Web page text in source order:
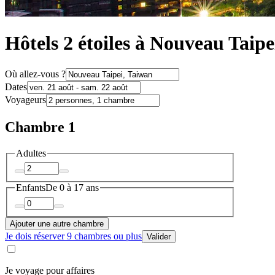
Hôtels 2 étoiles à Nouveau
Où allez-vous ?
Dates
Voyageurs
Chambre 1
Adultes
EnfantsDe 0 à 17 ans
Ajouter une autre chambre
Je dois réserver 9 chambres ou plus Valider
Je voyage pour affaires